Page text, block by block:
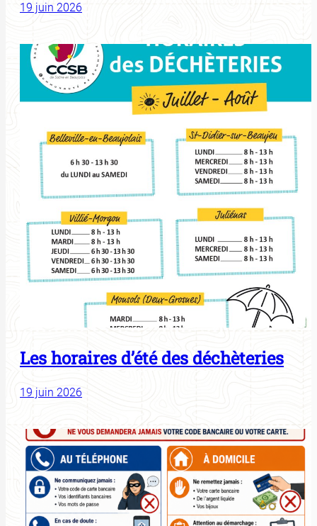
19 juin 2026
Les horaires d’été des déchèteries
19 juin 2026